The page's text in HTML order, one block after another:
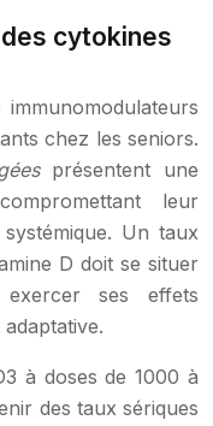
cytokines
chez les seniors.
présentent une
leur
Un taux
D doit se situer
ses effets
à doses de 1000 à
des taux sériques